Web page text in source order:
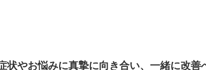
状やお悩みに真摯に向き合い、一緒に改善